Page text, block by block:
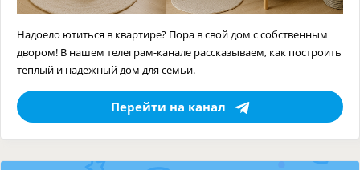
Надоело ютиться в квартире? Пора в свой дом с собственным
двором! В нашем телеграм-канале рассказываем, как построить
тёплый и надёжный дом для семьи.
Перейти на канал